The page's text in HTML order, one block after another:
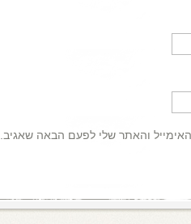
והאתר שלי לפעם הבאה שאגיב.